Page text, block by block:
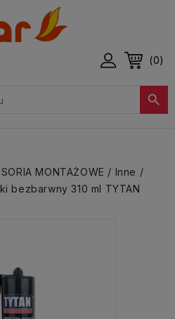
(0)

MONTAŻOWE
Inne
bezbarwny 310 ml TYTAN